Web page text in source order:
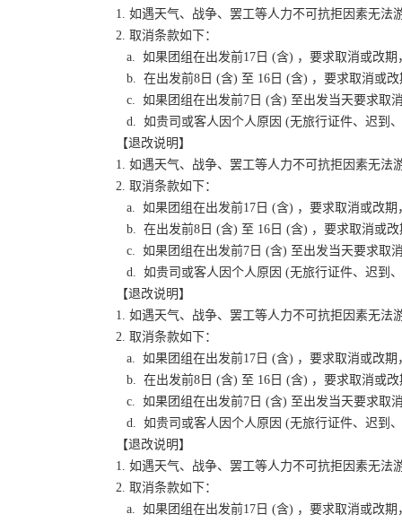
1. 如遇天气、战争、罢工等人力不可抗拒因素无
2. 取消条款如下：
a. 如果团组在出发前17日 (含) ，要求取消或改
b. 在出发前8日 (含) 至 16日 (含) ，要求取消或
c. 如果团组在出发前7日 (含) 至出发当天要求取
d. 如贵司或客人因个人原因 (无旅行证件、迟到
【退改说明】
1. 如遇天气、战争、罢工等人力不可抗拒因素无
2. 取消条款如下：
a. 如果团组在出发前17日 (含) ，要求取消或改
b. 在出发前8日 (含) 至 16日 (含) ，要求取消或
c. 如果团组在出发前7日 (含) 至出发当天要求取
d. 如贵司或客人因个人原因 (无旅行证件、迟到
【退改说明】
1. 如遇天气、战争、罢工等人力不可抗拒因素无
2. 取消条款如下：
a. 如果团组在出发前17日 (含) ，要求取消或改
b. 在出发前8日 (含) 至 16日 (含) ，要求取消或
c. 如果团组在出发前7日 (含) 至出发当天要求取
d. 如贵司或客人因个人原因 (无旅行证件、迟到
【退改说明】
1. 如遇天气、战争、罢工等人力不可抗拒因素无
2. 取消条款如下：
a. 如果团组在出发前17日 (含) ，要求取消或改